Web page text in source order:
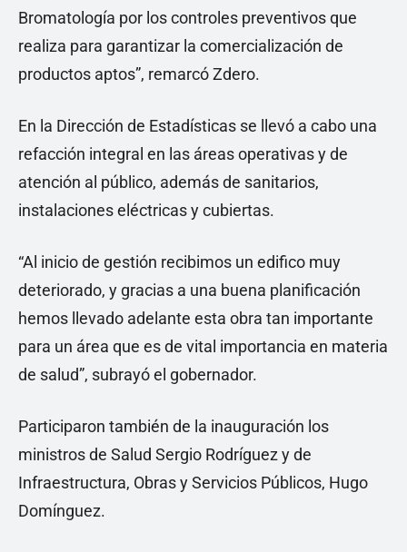
Bromatología por los controles preventivos que
realiza para garantizar la comercialización de
productos aptos”, remarcó Zdero.
En la Dirección de Estadísticas se llevó a cabo una
refacción integral en las áreas operativas y de
atención al público, además de sanitarios,
instalaciones eléctricas y cubiertas.
“Al inicio de gestión recibimos un edifico muy
deteriorado, y gracias a una buena planificación
hemos llevado adelante esta obra tan importante
para un área que es de vital importancia en materia
de salud”, subrayó el gobernador.
Participaron también de la inauguración los
ministros de Salud Sergio Rodríguez y de
Infraestructura, Obras y Servicios Públicos, Hugo
Domínguez.